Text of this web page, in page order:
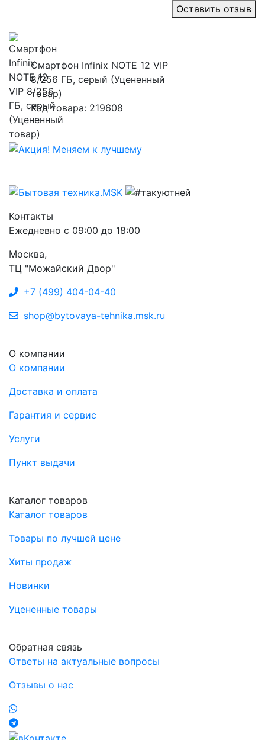
Оставить отзыв
Смартфон Infinix NOTE 12 VIP
8/256 ГБ, серый (Уцененный
товар)
Код товара: 219608
Контакты
Ежедневно с 09:00 до 18:00
Москва,
ТЦ "Можайский Двор"
+7 (499) 404-04-40
shop@bytovaya-tehnika.msk.ru
О компании
О компании
Доставка и оплата
Гарантия и сервис
Услуги
Пункт выдачи
Каталог товаров
Каталог товаров
Товары по лучшей цене
Хиты продаж
Новинки
Уцененные товары
Обратная связь
Ответы на актуальные вопросы
Отзывы о нас